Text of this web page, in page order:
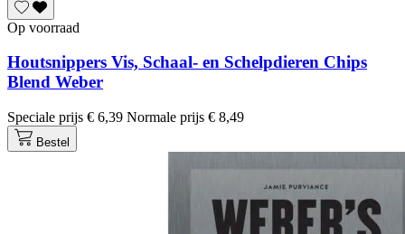
Op voorraad
Houtsnippers Vis, Schaal- en Schelpdieren Chips
Blend Weber
Speciale prijs € 6,39 Normale prijs € 8,49
Bestel